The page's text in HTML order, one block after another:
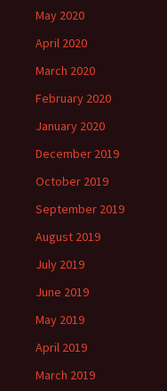
May 2020
April 2020
March 2020
February 2020
January 2020
December 2019
October 2019
September 2019
August 2019
July 2019
June 2019
May 2019
April 2019
March 2019